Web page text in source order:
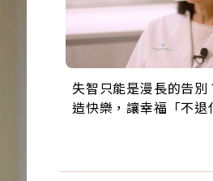
失智只能是漫長的告別
造快樂，讓幸福「不退
來自剛果的巧克力神父
36年 「台灣是我的家，
63歲卸矽谷副總、搬
樂！「蛋黃哥小丑」走
104歲打破金氏世界紀
最年長羽球選手，分享
事業巔峰他選擇追夢…
小提琴還登上小巨蛋！